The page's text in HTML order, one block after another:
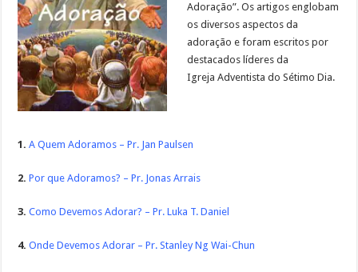
Adoração”. Os artigos englobam
os diversos aspectos da
adoração e foram escritos por
destacados líderes da
Igreja Adventista do Sétimo Dia.
1. A Quem Adoramos – Pr. Jan Paulsen
2. Por que Adoramos? – Pr. Jonas Arrais
3.Como Devemos Adorar? – Pr. Luka T. Daniel
4.Onde Devemos Adorar – Pr. Stanley Ng Wai-Chun